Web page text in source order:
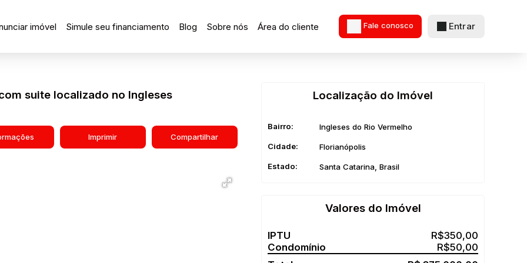
Entrar
Fale conosco
Área do cliente
Sobre nós
Blog
Simule seu financiamento
imóvel
suite localizado no Ingleses
Imprimir Compartilhar
Localização do Imóvel
Bairro: Ingleses do Rio Vermelho
Cidade: Florianópolis
Estado: Santa Catarina, Brasil
Valores do Imóvel
R$350,00
R$50,00